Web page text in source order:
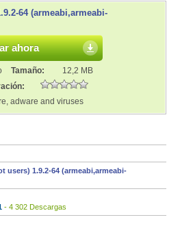
64 (armeabi,armeabi-
ahora
Tamaño:
12,2 MB
adware and viruses
users) 1.9.2-64 (armeabi,armeabi-
- 4 302 Descargas